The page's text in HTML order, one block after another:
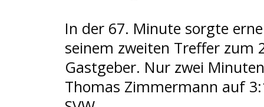
In der 67. Minute sorgte
seinem zweiten Treffer zum
Gastgeber. Nur zwei
Thomas Zimmermann auf